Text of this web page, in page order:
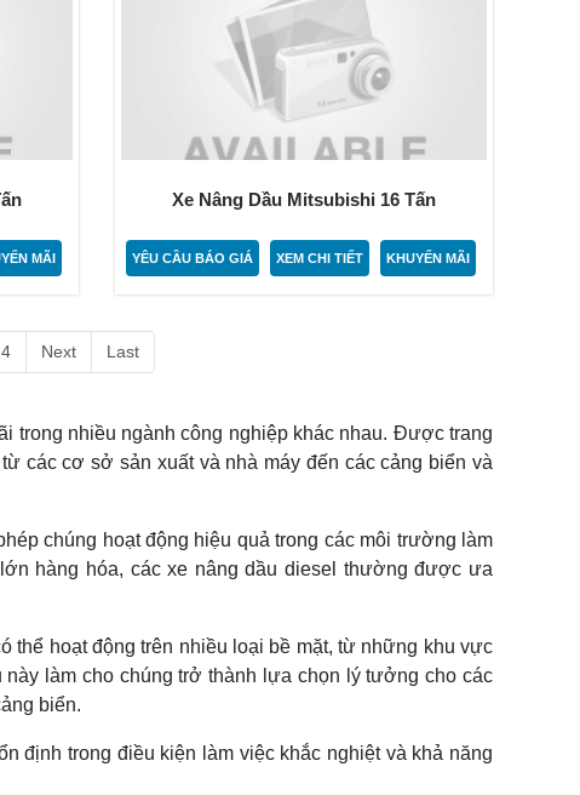
MÃI
Xe Nâng Dầu Mitsubishi 16 Tấn
YÊU CẦU BÁO GIÁ XEM CHI TIẾT KHUYẾN MÃI
4 Next Last
trong nhiều ngành công nghiệp khác nhau. Được trang
các cơ sở sản xuất và nhà máy đến các cảng biển và
chúng hoạt động hiệu quả trong các môi trường làm
hàng hóa, các xe nâng dầu diesel thường được ưa
thể hoạt động trên nhiều loại bề mặt, từ những khu vực
làm cho chúng trở thành lựa chọn lý tưởng cho các
biển.
định trong điều kiện làm việc khắc nghiệt và khả năng